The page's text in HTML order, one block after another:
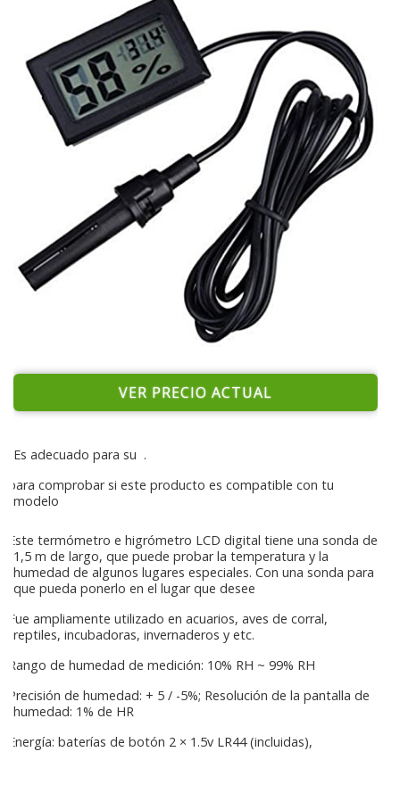
VER PRECIO ACTUAL
Es adecuado para su .
para comprobar si este producto es compatible con tu
modelo
Este termómetro e higrómetro LCD digital tiene una sonda de
1,5 m de largo, que puede probar la temperatura y la
humedad de algunos lugares especiales. Con una sonda para
que pueda ponerlo en el lugar que desee
Fue ampliamente utilizado en acuarios, aves de corral,
reptiles, incubadoras, invernaderos y etc.
Rango de humedad de medición: 10% RH ~ 99% RH
Precisión de humedad: + 5 / -5%; Resolución de la pantalla de
humedad: 1% de HR
Energía: baterías de botón 2 × 1.5v LR44 (incluidas),